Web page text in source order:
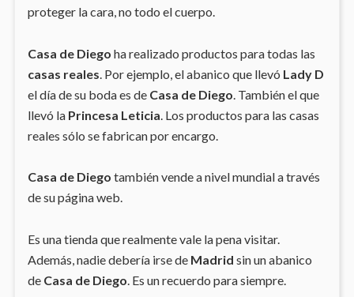
proteger la cara, no todo el cuerpo.
Casa de Diego ha realizado productos para todas las
casas reales . Por ejemplo, el abanico que llevó Lady D
el día de su boda es de Casa de Diego . También el que
llevó laPrincesa Leticia . Los productos para las casas
reales sólo se fabrican por encargo.
Casa de Diego también vende a nivel mundial a través
de su página web.
Es una tienda que realmente vale la pena visitar.
Además, nadie debería irse deMadrid sin un abanico
de Casa de Diego. Es un recuerdo para siempre.